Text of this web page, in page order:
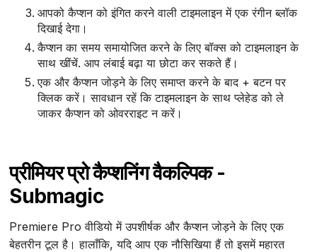
आपको कैप्शन को इंगित करने वाली टाइमलाइन में एक रंगीन ब्लॉक
दिखाई देगा।
कैप्शन का समय समायोजित करने के लिए बॉक्स को टाइमलाइन के
साथ खींचें. आप लंबाई बढ़ा या छोटा कर सकते हैं।
एक और कैप्शन जोड़ने के लिए समाप्त करने के बाद + बटन पर
क्लिक करें। सावधान रहें कि टाइमलाइन के साथ प्लेहेड को ले
जाकर कैप्शन को ओवरराइट न करें।
प्रीमियर प्रो कैप्शनिंग वैकल्पिक -
Submagic
Premiere Pro वीडियो में उपशीर्षक और कैप्शन जोड़ने के लिए एक
बेहतरीन टूल है। हालाँकि, यदि आप एक नौसिखिया हैं तो इसमें महारत